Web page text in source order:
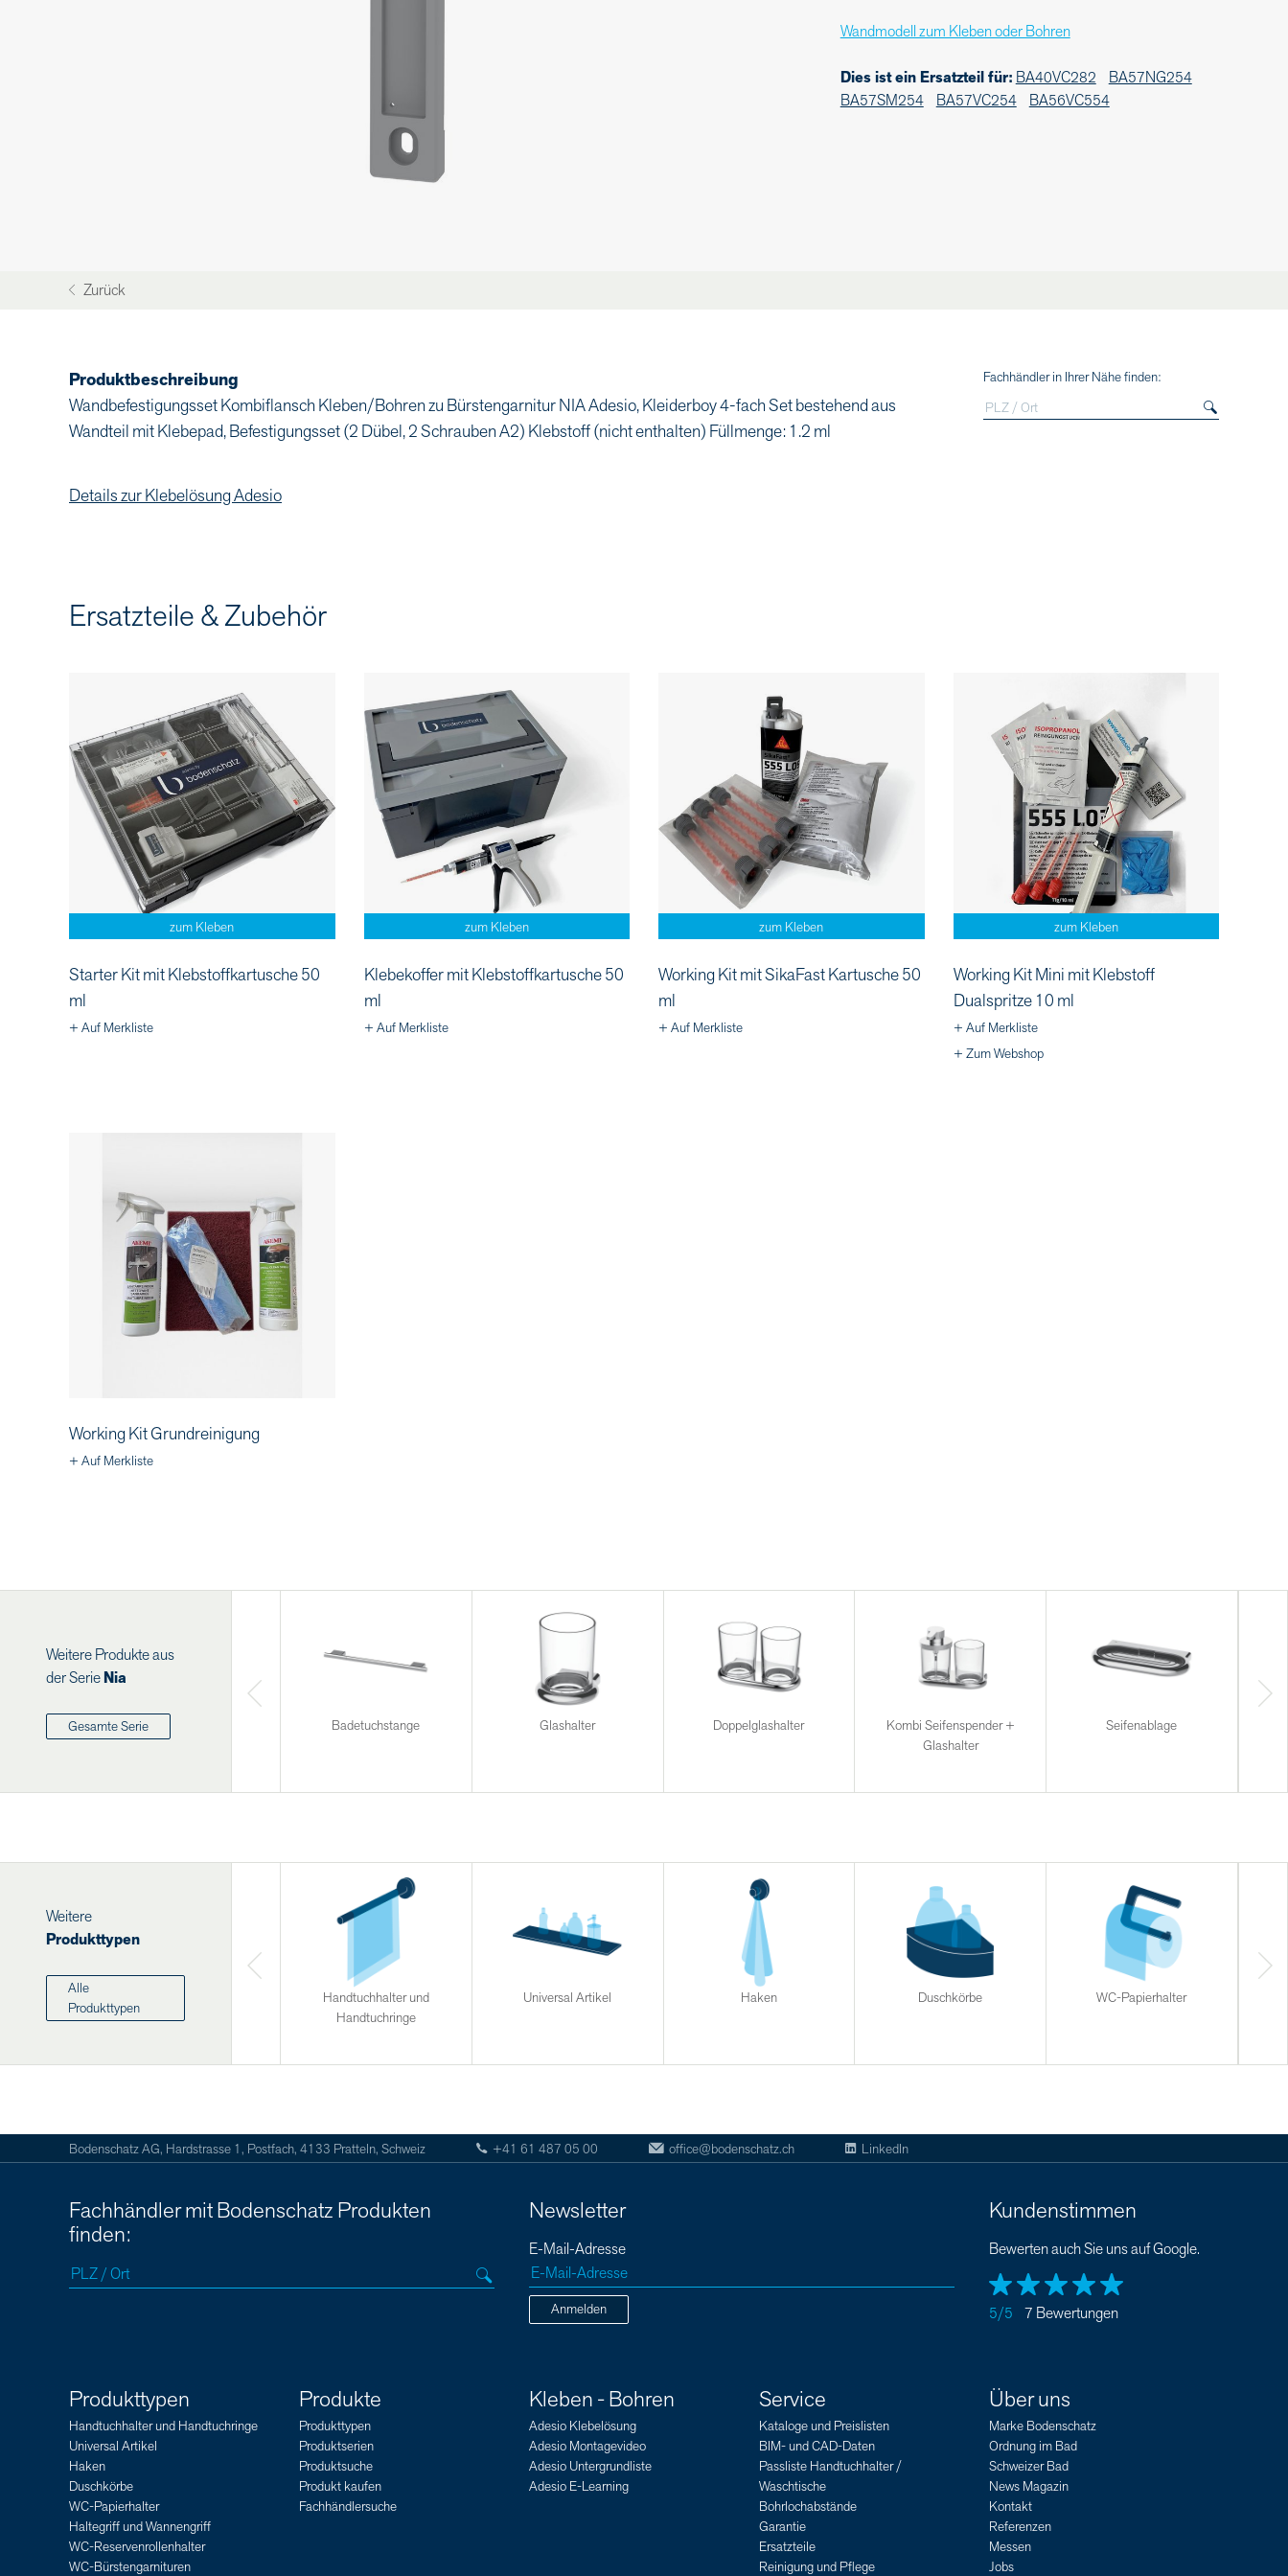
Wandmodell zum Kleben oder Bohren
Dies ist ein Ersatzteil für:BA40VC282
BA57NG254
BA57SM254
BA57VC254 BA56VC554
Zurück
Produktbeschreibung
Wandbefestigungsset Kombiflansch Kleben/Bohren zu Bürstengarnitur NIA Adesio, Kleiderboy 4-fach Set bestehend aus
Wandteil mit Klebepad, Befestigungsset (2 Dübel, 2 Schrauben A2) Klebstoff (nicht enthalten) Füllmenge: 1.2 ml
Details zur Klebelösung Adesio
Fachhändler in Ihrer Nähe finden:
Ersatzteile & Zubehör
zum Kleben
Starter Kit mit Klebstoffkartusche 50
ml
+ Auf Merkliste
zum Kleben
Klebekoffer mit Klebstoffkartusche 50
ml
+ Auf Merkliste
zum Kleben
Working Kit mit SikaFast Kartusche 50
ml
+ Auf Merkliste
zum Kleben
Working Kit Mini mit Klebstoff
Dualspritze 10 ml
+ Auf Merkliste
+ Zum Webshop
Working Kit Grundreinigung
+ Auf Merkliste
Weitere Produkte aus
der SerieNia
Gesamte Serie Badetuchstange Glashalter Doppelglashalter
Kombi Seifenspender +
Glashalter
Seifenablage
Weitere
Produkttypen
Alle
Produkttypen
Handtuchhalter und
Handtuchringe
Universal Artikel Haken Duschkörbe WC-Papierhalter
Bodenschatz AG, Hardstrasse 1, Postfach, 4133 Pratteln, Schweiz +41 61 487 05 00 office@bodenschatz.ch LinkedIn
Fachhändler mit Bodenschatz Produkten
finden:
Newsletter
E-Mail-Adresse
Anmelden
Kundenstimmen
Bewerten auch Sie uns auf Google.
5/5 7 Bewertungen
Produkttypen
Handtuchhalter und Handtuchringe
Universal Artikel
Haken
Duschkörbe
WC-Papierhalter
Haltegriff und Wannengriff
WC-Reservenrollenhalter
WC-Bürstengarnituren
Produkte
Produkttypen
Produktserien
Produktsuche
Produkt kaufen
Fachhändlersuche
Kleben - Bohren
Adesio Klebelösung
Adesio Montagevideo
Adesio Untergrundliste
Adesio E-Learning
Service
Kataloge und Preislisten
BIM- und CAD-Daten
Passliste Handtuchhalter /
Waschtische
Bohrlochabstände
Garantie
Ersatzteile
Reinigung und Pflege
Über uns
Marke Bodenschatz
Ordnung im Bad
Schweizer Bad
News Magazin
Kontakt
Referenzen
Messen
Jobs